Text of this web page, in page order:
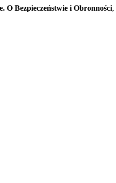
O Bezpieczeństwie i Obronności,